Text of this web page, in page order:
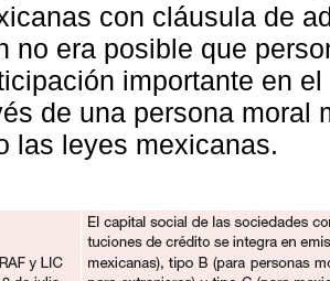
con cláusula de
no era posible que
importante en
de una persona moral
las leyes mexicanas.